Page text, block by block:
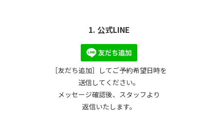
1. 公式LINE
［友だち追加］してご予約希望日時を
送信してください。
メッセージ確認後、スタッフより
返信いたします。